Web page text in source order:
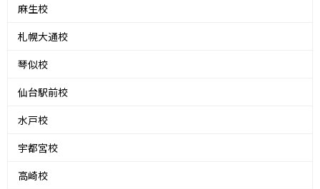
麻生校
札幌大通校
琴似校
仙台駅前校
水戸校
宇都宮校
高崎校